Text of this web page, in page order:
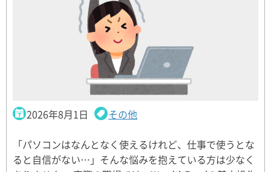
2026年8月1日 その他
「パソコンはなんとなく使えるけれど、仕事で使うとな
ると自信がない…」そんな悩みを抱えている方は少なく